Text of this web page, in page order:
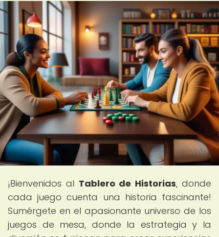
¡Bienvenidos al Tablero de Historias, donde
cada juego cuenta una historia fascinante!
Sumérgete en el apasionante universo de los
juegos de mesa, donde la estrategia y la